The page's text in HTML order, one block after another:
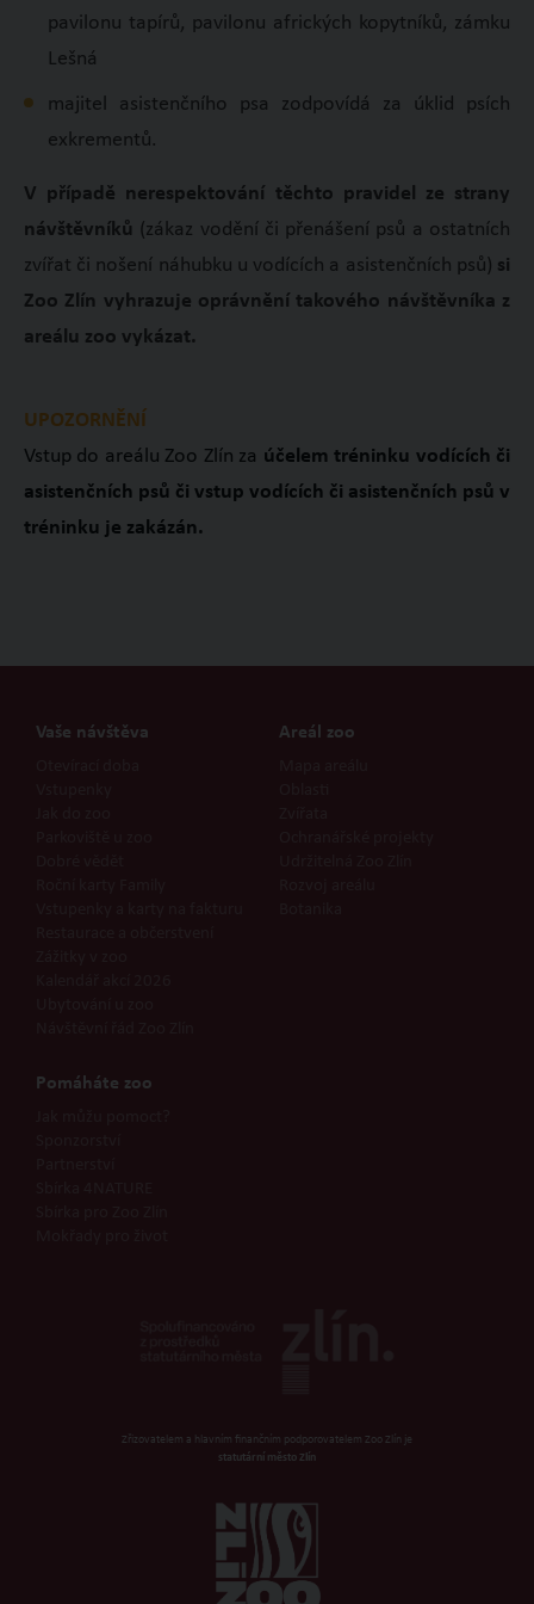
pavilonu tapírů, pavilonu afrických kopytníků, zámku
Lešná
majitel asistenčního psa zodpovídá za úklid psích
exkrementů.
V případě nerespektování těchto pravidel ze strany
návštěvníků (zákaz vodění či přenášení psů a ostatních
zvířat či nošení náhubku u vodících a asistenčních psů) si
Zoo Zlín vyhrazuje oprávnění takového návštěvníka z
areálu zoo vykázat.
UPOZORNĚNÍ
Vstup do areálu Zoo Zlín za účelem tréninku vodících či
asistenčních psů či vstup vodících či asistenčních psů v
tréninku je zakázán.
Vaše návštěva Areál zoo
Pomáháte zoo
Zřizovatelem a hlavním finančním podporovatelem Zoo Zlín je
statutární město Zlín